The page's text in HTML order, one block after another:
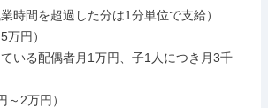
時間を超過した分は1分単位で支給）
万円）
いる配偶者月1万円、子1人につき月3千
～2万円）